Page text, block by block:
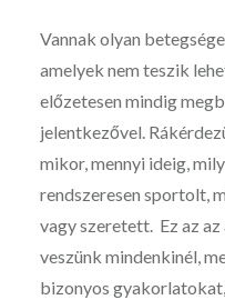
Vannak olyan
amelyek nem teszik
előzetesen mindig
jelentkezővel.
mikor, mennyi ideig,
rendszeresen sportolt,
vagy szeretett. Ez az
veszünk mindenkinél,
bizonyos